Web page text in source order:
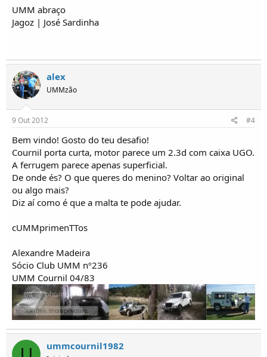
UMM abraço
Jagoz | José Sardinha
alex
UMMzão
9 Out 2012 #4
Bem vindo! Gosto do teu desafio!
Cournil porta curta, motor parece um 2.3d com caixa UGO.
A ferrugem parece apenas superficial.
De onde és? O que queres do menino? Voltar ao original
ou algo mais?
Diz aí como é que a malta te pode ajudar.
cUMMprimenTTos
Alexandre Madeira
Sócio Club UMM nº236
UMM Cournil 04/83
ummcournil1982